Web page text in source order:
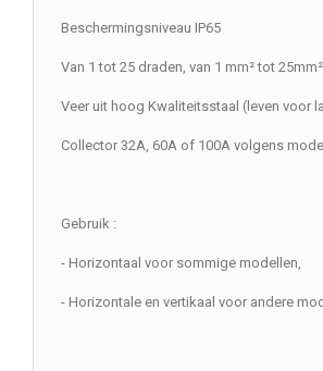
Beschermingsniveau IP65
Van 1 tot 25 draden, van 1 mm² tot
Veer uit hoog Kwaliteitsstaal (leven voor
Collector 32A, 60A of 100A volgens
Gebruik :
- Horizontaal voor sommige modellen,
- Horizontale en vertikaal voor andere